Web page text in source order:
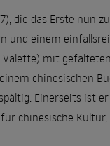
die das Erste nun
und einem
mit
chinesischen
Einerseits ist
chinesische